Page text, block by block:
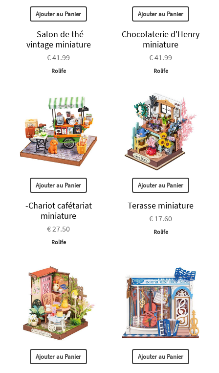
Ajouter au Panier
-Salon de thé
vintage miniature
€ 41.99
Rolife
Ajouter au Panier
Chocolaterie d'Henry
miniature
€ 41.99
Rolife
Ajouter au Panier
-Chariot cafétariat
miniature
€ 27.50
Rolife
Ajouter au Panier
Terasse miniature
€ 17.60
Rolife
Ajouter au Panier Ajouter au Panier